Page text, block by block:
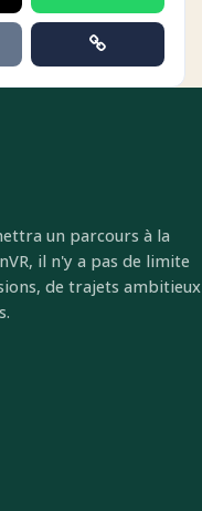
un parcours à la
il n'y a pas de limite
de trajets ambitieux